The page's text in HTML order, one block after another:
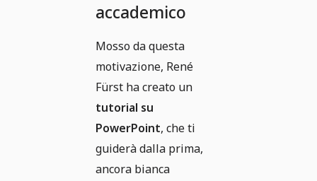
accademico
Mosso da questa
motivazione, René
Fürst ha creato un
tutorial su
PowerPoint, che ti
guiderà dalla prima,
ancora bianca